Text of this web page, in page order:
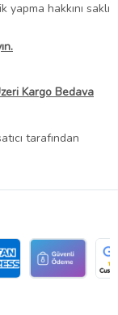
hakkını saklı
Kargo Bedava
tarafından